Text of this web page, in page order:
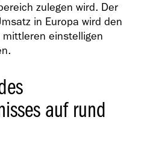
zulegen wird. Der
in Europa wird den
mittleren einstelligen
auf rund